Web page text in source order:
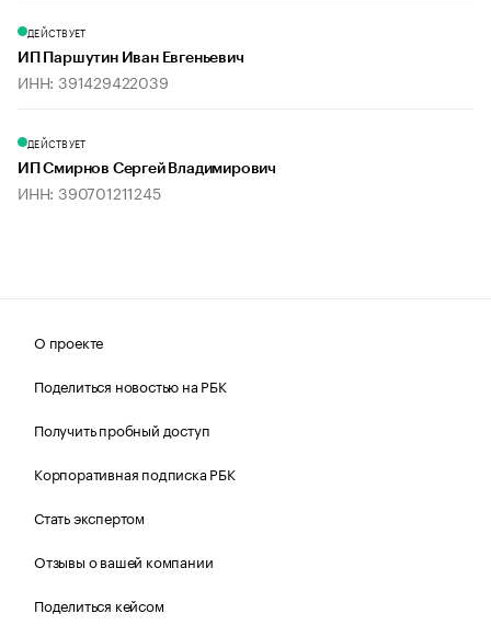
ДЕЙСТВУЕТ
ИП Паршутин Иван Евгеньевич
ИНН: 391429422039
ДЕЙСТВУЕТ
ИП Смирнов Сергей Владимирович
ИНН: 390701211245
О проекте
Поделиться новостью на РБК
Получить пробный доступ
Корпоративная подписка РБК
Стать экспертом
Отзывы о вашей компании
Поделиться кейсом